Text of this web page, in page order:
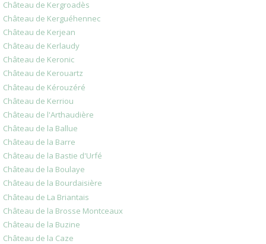
Château de Kergroadès
Château de Kerguéhennec
Château de Kerjean
Château de Kerlaudy
Château de Keronic
Château de Kerouartz
Château de Kérouzéré
Château de Kerriou
Château de l'Arthaudière
Château de la Ballue
Château de la Barre
Château de la Bastie d'Urfé
Château de la Boulaye
Château de la Bourdaisière
Château de La Briantais
Château de la Brosse Montceaux
Château de la Buzine
Château de la Caze